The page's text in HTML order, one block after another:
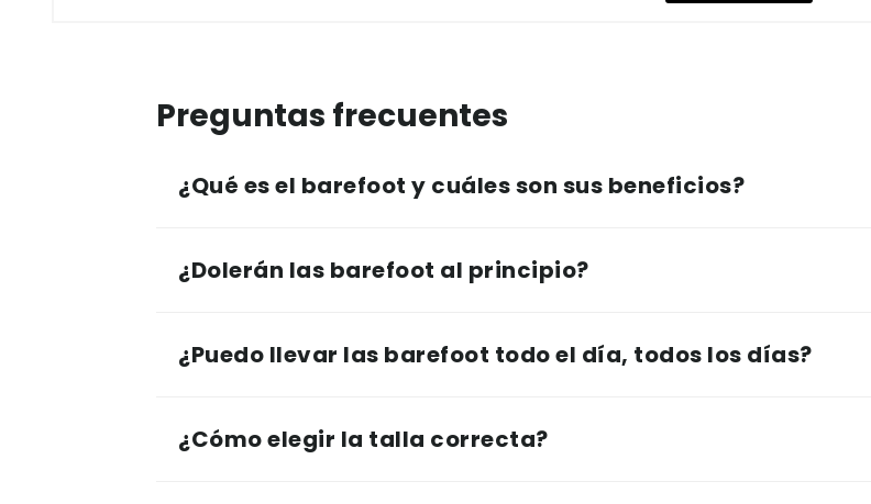
Preguntas frecuentes
¿Qué es el barefoot y cuáles son sus beneficios?
¿Dolerán las barefoot al principio?
¿Puedo llevar las barefoot todo el día, todos los días?
¿Cómo elegir la talla correcta?